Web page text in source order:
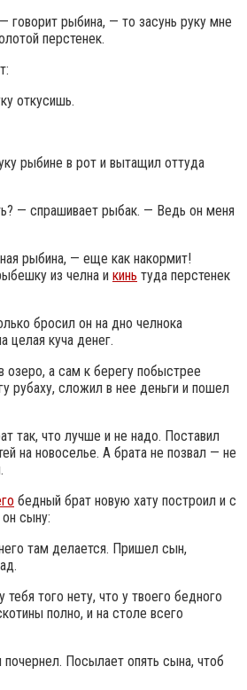
говорит рыбина, — то засунь руку мне
перстенек.
откусишь.
рыбине в рот и вытащил оттуда
— спрашивает рыбак. — Ведь он меня
рыбина, — еще как накормит!
из челна и кинь туда перстенек
бросил он на дно челнока
целая куча денег.
озеро, а сам к берегу побыстрее
рубаху, сложил в нее деньги и пошел
так, что лучше и не надо. Поставил
на новоселье. А брата не позвал — не
бедный брат новую хату построил и с
сыну:
там делается. Пришел сын,
того нету, что у твоего бедного
полно, и на столе всего
почернел. Посылает опять сына, чтоб